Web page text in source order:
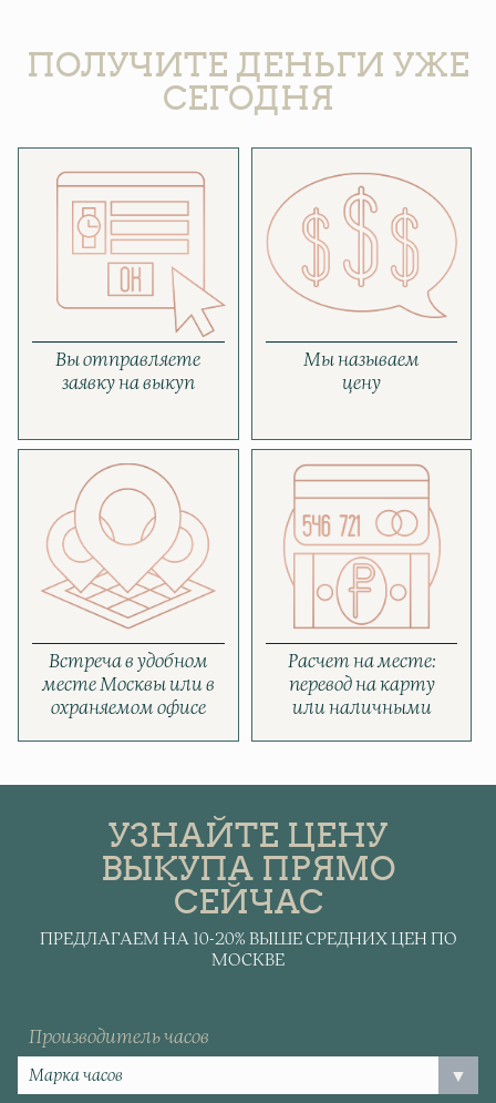
ПОЛУЧИТЕ ДЕНЬГИ УЖЕ
СЕГОДНЯ
Вы отправляете
заявку на выкуп
Мы называем
цену
Встреча в удобном
месте Москвы или в
охраняемом офисе
Расчет на месте:
перевод на карту
или наличными
УЗНАЙТЕ ЦЕНУ
ВЫКУПА ПРЯМО
СЕЙЧАС
ПРЕДЛАГАЕМ НА 10-20% ВЫШЕ СРЕДНИХ ЦЕН ПО
МОСКВЕ
Производитель часов